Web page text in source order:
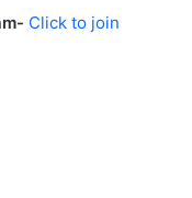
Click to join